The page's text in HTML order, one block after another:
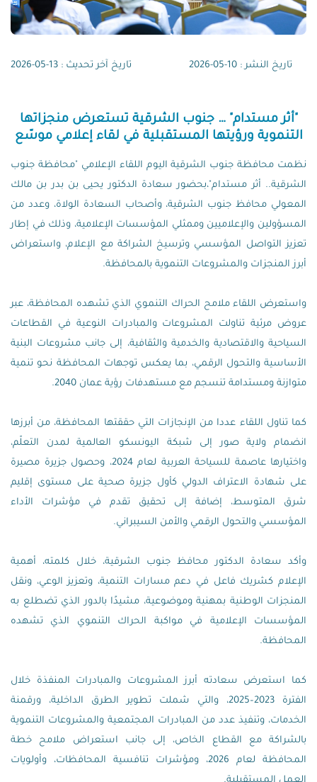
تاريخ النشر : 10-05-2026 تاريخ آخر تحديث : 13-05-2026
"أثر مستدام" … جنوب الشرقية تستعرض منجزاتها
التنموية ورؤيتها المستقبلية في لقاء إعلامي موسّع
نظمت محافظة جنوب الشرقية اليوم اللقاء الإعلامي "محافظة جنوب
الشرقية.. أثر مستدام"،بحضور سعادة الدكتور يحيى بن بدر بن مالك
المعولي محافظ جنوب الشرقية، وأصحاب السعادة الولاة، وعدد من
المسؤولين والإعلاميين وممثلي المؤسسات الإعلامية، وذلك في إطار
تعزيز التواصل المؤسسي وترسيخ الشراكة مع الإعلام، واستعراض
أبرز المنجزات والمشروعات التنموية بالمحافظة.
واستعرض اللقاء ملامح الحراك التنموي الذي تشهده المحافظة، عبر
عروض مرئية تناولت المشروعات والمبادرات النوعية في القطاعات
السياحية والاقتصادية والخدمية والثقافية، إلى جانب مشروعات البنية
الأساسية والتحول الرقمي، بما يعكس توجهات المحافظة نحو تنمية
متوازنة ومستدامة تنسجم مع مستهدفات رؤية عمان 2040.
كما تناول اللقاء عددا من الإنجازات التي حققتها المحافظة، من أبرزها
انضمام ولاية صور إلى شبكة اليونسكو العالمية لمدن التعلّم،
واختيارها عاصمة للسياحة العربية لعام 2024، وحصول جزيرة مصيرة
على شهادة الاعتراف الدولي كأول جزيرة صحية على مستوى إقليم
شرق المتوسط، إضافة إلى تحقيق تقدم في مؤشرات الأداء
المؤسسي والتحول الرقمي والأمن السيبراني.
وأكد سعادة الدكتور محافظ جنوب الشرقية، خلال كلمته، أهمية
الإعلام كشريك فاعل في دعم مسارات التنمية، وتعزيز الوعي، ونقل
المنجزات الوطنية بمهنية وموضوعية، مشيدًا بالدور الذي تضطلع به
المؤسسات الإعلامية في مواكبة الحراك التنموي الذي تشهده
المحافظة.
كما استعرض سعادته أبرز المشروعات والمبادرات المنفذة خلال
الفترة 2023–2025، والتي شملت تطوير الطرق الداخلية، ورقمنة
الخدمات، وتنفيذ عدد من المبادرات المجتمعية والمشروعات التنموية
بالشراكة مع القطاع الخاص، إلى جانب استعراض ملامح خطة
المحافظة لعام 2026، ومؤشرات تنافسية المحافظات، وأولويات